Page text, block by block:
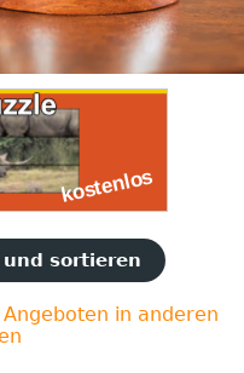
sortieren
in anderen